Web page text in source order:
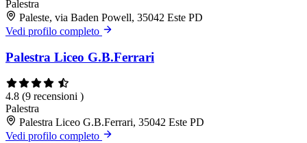
Palestra
Paleste, via Baden Powell, 35042 Este PD
Vedi profilo completo
Palestra Liceo G.B.Ferrari
4.8 (9 recensioni )
Palestra
Palestra Liceo G.B.Ferrari, 35042 Este PD
Vedi profilo completo